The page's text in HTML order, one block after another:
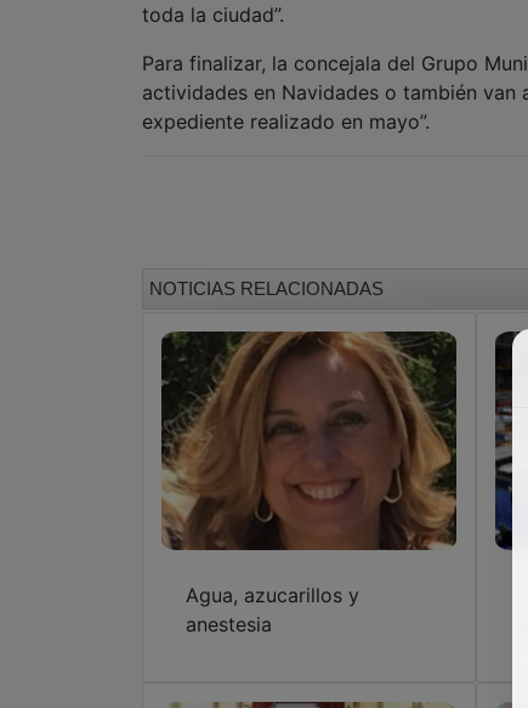
toda la ciudad”.
Para finalizar, la concejala del Grupo
actividades en Navidades o también
expediente realizado en mayo”.
NOTICIAS RELACIONADAS
Agua, azucarillos y
anestesia